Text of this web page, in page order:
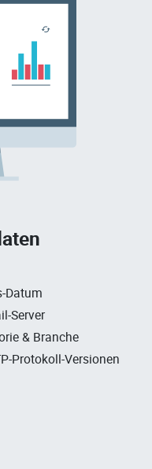
Datum
Server
& Branche
Protokoll-Versionen